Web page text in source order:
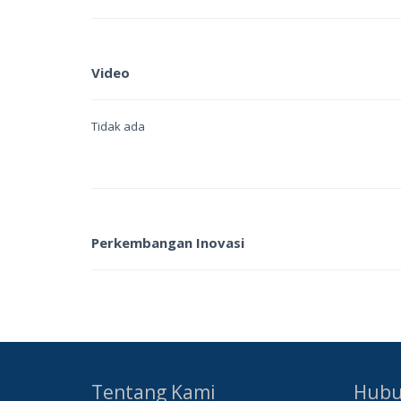
Video
Tidak ada
Perkembangan Inovasi
Tentang Kami